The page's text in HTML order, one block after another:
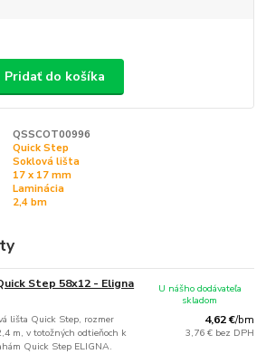
Pridať do košíka
QSSCOT00996
Quick Step
Soklová lišta
17 x 17 mm
Laminácia
2,4 bm
Step 58x12 - Eligna
lišta Quick Step, rozmer
m, v totožných odtieňoch k
Quick Step ELIGNA.
4,62 €/bm
3,76 € bez DPH
U nášho dodávateľa
skladom